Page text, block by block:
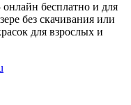
бесплатно и для
без скачивания или
для взрослых и